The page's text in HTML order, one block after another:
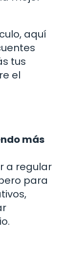
aquí
tus
el
más
a regular
para